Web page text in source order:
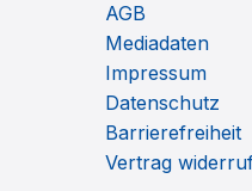
AGB
Mediadaten
Impressum
Datenschutz
Barrierefreiheit
Vertrag